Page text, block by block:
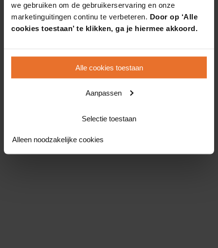
we gebruiken om de gebruikerservaring en onze
marketinguitingen continu te verbeteren. Door op ‘Alle
cookies toestaan’ te klikken, ga je hiermee akkoord.
Alle cookies toestaan
Aanpassen
Selectie toestaan
Alleen noodzakelijke cookies